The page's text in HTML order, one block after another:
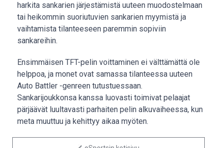
harkita sankarien järjestämistä uuteen muodostelmaan
tai heikommin suoriutuvien sankarien myymistä ja
vaihtamista tilanteeseen paremmin sopiviin
sankareihin.
Ensimmäisen TFT-pelin voittaminen ei välttämättä ole
helppoa, ja monet ovat samassa tilanteessa uuteen
Auto Battler -genreen tutustuessaan.
Sankarijoukkonsa kanssa luovasti toimivat pelaajat
pärjäävät luultavasti parhaiten pelin alkuvaiheessa, kun
meta muuttuu ja kehittyy aikaa myöten.